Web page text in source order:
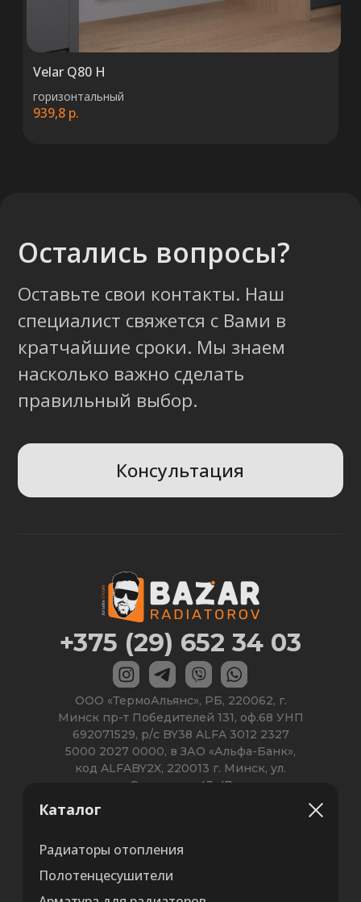
Velar Q80 H
горизонтальный
939,8 р.
Каталог
Радиаторы отопления
Полотенцесушители